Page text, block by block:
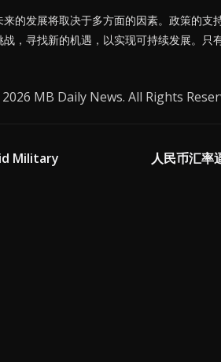
的发展将取决于多方面的因素。政策的支
，寻找新的机遇，以实现可持续发展。只
MB Daily News. All Rights
Military
人民币汇率